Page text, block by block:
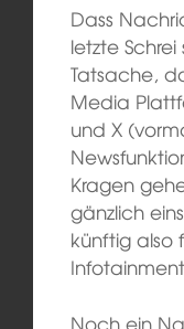
Dass
letzte
Tatsache,
Media
und X
Kragen
gänzlich
künftig also
Noch ein